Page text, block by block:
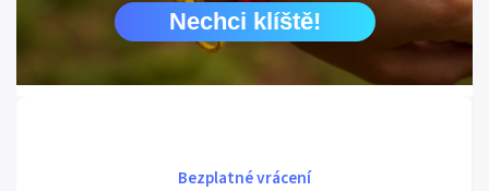
Nechci klíště!
Bezplatné vrácení